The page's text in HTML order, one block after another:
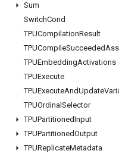
Sum
SwitchCond
TPUCompilationResult
TPUCompileSucceeded
TPUEmbeddingActivations
TPUExecute
TPUExecuteAndUpdate
TPUOrdinal Selector
TPUPartitionedInput
TPUPartitionedOutput
TPUReplicateMetadata